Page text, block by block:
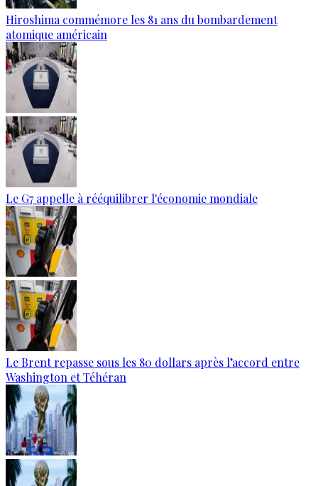
Hiroshima commémore les 81 ans du bombardement
atomique américain
Le G7 appelle à rééquilibrer l'économie mondiale
Le Brent repasse sous les 80 dollars après l’accord entre
Washington et Téhéran